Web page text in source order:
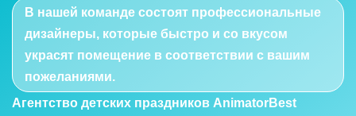
В нашей команде состоят профессиональные
дизайнеры, которые быстро и со вкусом
украсят помещение в соответствии с вашим
пожеланиями.
Агентство детских праздников AnimatorBest